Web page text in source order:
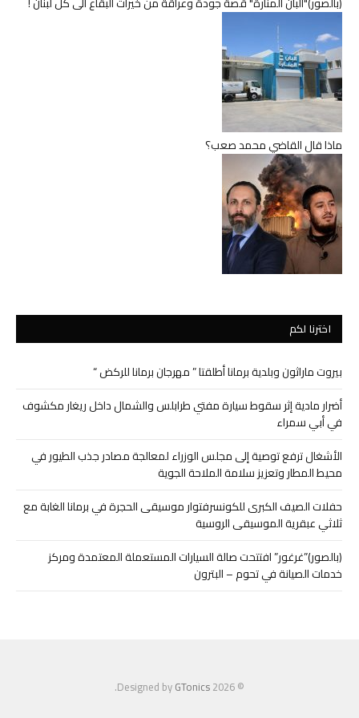
ماذا قال القاضي محمد صعب؟
اخترنا لكم
بيروت ماراثون وبلدية برمانا أطلقتا ” مهرجان برمانا للركض “
أضرار مادية إثر سقوط سيارة مفتي طرابلس والشمال داخل ريغار مكشوف
في أبي سمراء
الأشغال ترفع توصية إلى مجلس الوزراء لمعالجة مصادر جذب الطيور في
محيط المطار وتعزيز سلامة الملاحة الجوية
حفلات الصيف الكبرى للكونسرفتوار موسيقى الحجرة في برمانا الغابة مع
ثلاثي عبقرية الموسيقى الروسية
(بالصور)”غرغور” افتتحت صالة السيارات المستعملة المعتمدة ومركز
خدمات الصيانة في تحوم – البترون
© 2026 Designed by
GTonics
.